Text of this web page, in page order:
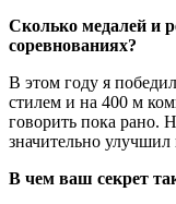
Сколько медалей и
соревнованиях?
В этом году я
стилем и на 400 м
говорить пока рано.
значительно
В чем ваш секрет